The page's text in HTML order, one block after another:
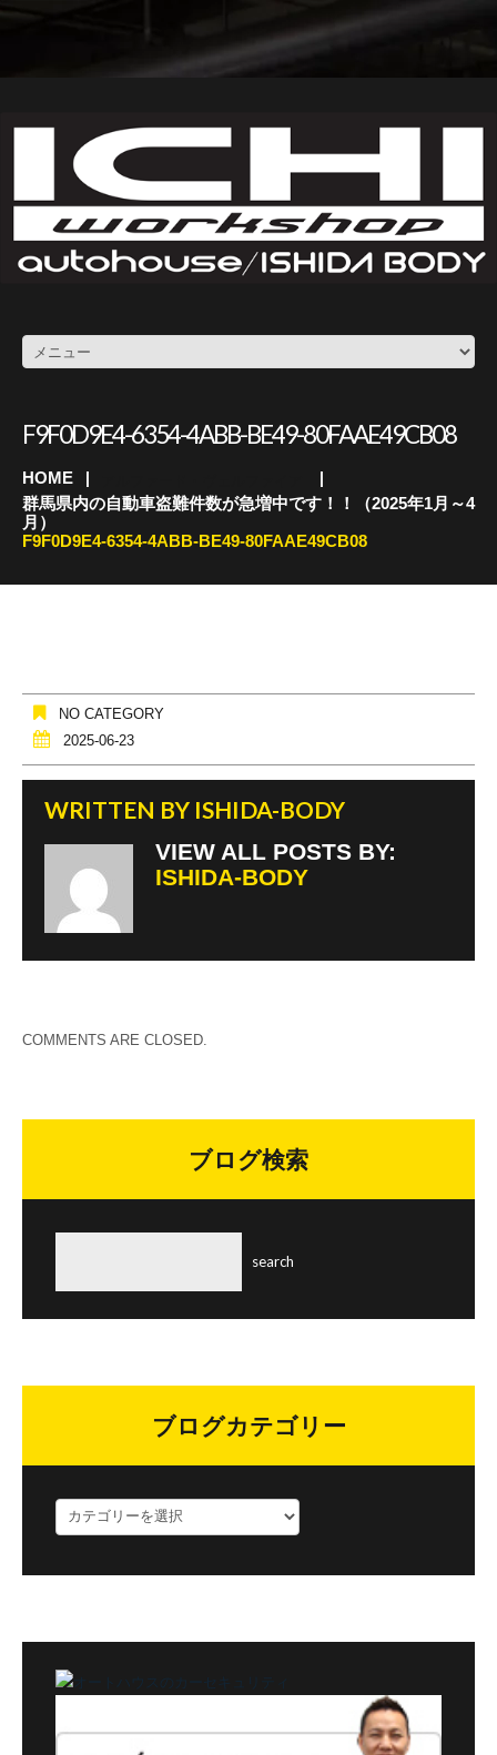
F9F0D9E4-6354-4ABB-BE49-80FAAE49CB08
HOME
群馬県内の自動車盗難件数が急増中です！！（2025年1月～4
月）
F9F0D9E4-6354-4ABB-BE49-80FAAE49CB08
NO CATEGORY
2025-06-23
WRITTEN BY ISHIDA-BODY
VIEW ALL POSTS BY:
ISHIDA-BODY
COMMENTS ARE CLOSED.
ブログ検索
ブログカテゴリー
ロ
ー